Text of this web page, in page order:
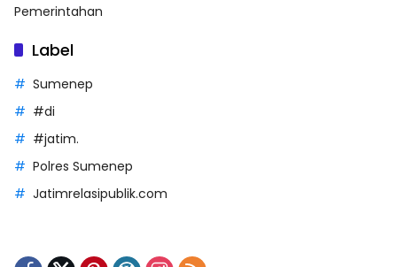
Pemerintahan
Label
Sumenep
#di
#jatim.
Polres Sumenep
Jatimrelasipublik.com